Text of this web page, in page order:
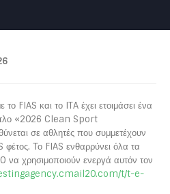
FIAS και το ITA έχει ετοιμάσει ένα
«2026 Clean Sport
σε αθλητές που συμμετέχουν
φέτος. Το FIAS ενθαρρύνει όλα τα
να χρησιμοποιούν ενεργά αυτόν τον
t/t-e-